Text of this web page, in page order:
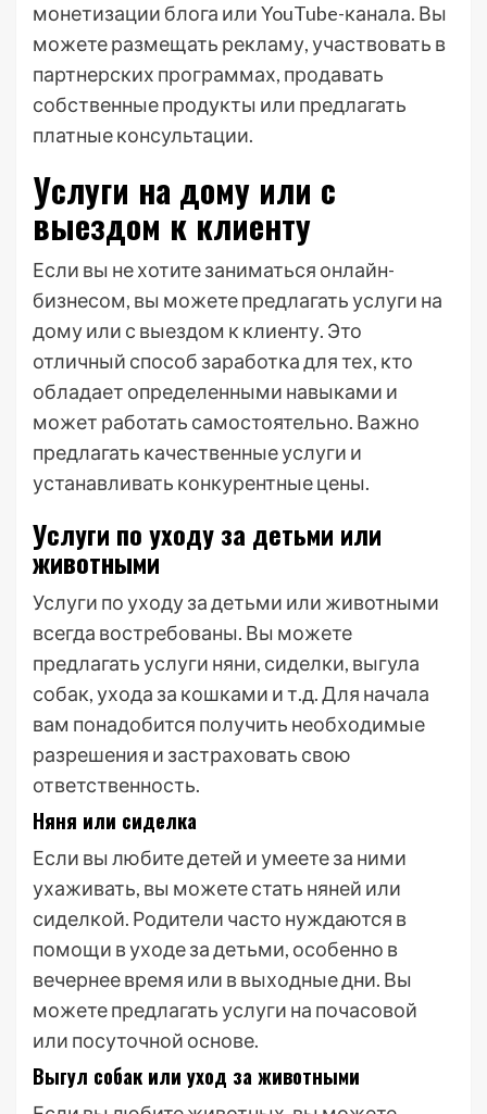
монетизации блога или YouTube-канала. Вы
можете размещать рекламу, участвовать в
партнерских программах, продавать
собственные продукты или предлагать
платные консультации.
Услуги на дому или с
выездом к клиенту
Если вы не хотите заниматься онлайн-
бизнесом, вы можете предлагать услуги на
дому или с выездом к клиенту. Это
отличный способ заработка для тех, кто
обладает определенными навыками и
может работать самостоятельно. Важно
предлагать качественные услуги и
устанавливать конкурентные цены.
Услуги по уходу за детьми или
животными
Услуги по уходу за детьми или животными
всегда востребованы. Вы можете
предлагать услуги няни, сиделки, выгула
собак, ухода за кошками и т.д. Для начала
вам понадобится получить необходимые
разрешения и застраховать свою
ответственность.
Няня или сиделка
Если вы любите детей и умеете за ними
ухаживать, вы можете стать няней или
сиделкой. Родители часто нуждаются в
помощи в уходе за детьми, особенно в
вечернее время или в выходные дни. Вы
можете предлагать услуги на почасовой
или посуточной основе.
Выгул собак или уход за животными